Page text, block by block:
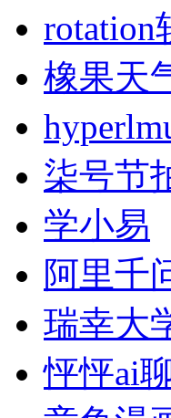
rotation
橡果天
柒号节
学小易
阿里千
瑞幸大
怦怦ai